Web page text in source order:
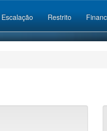
Escalação Restrito